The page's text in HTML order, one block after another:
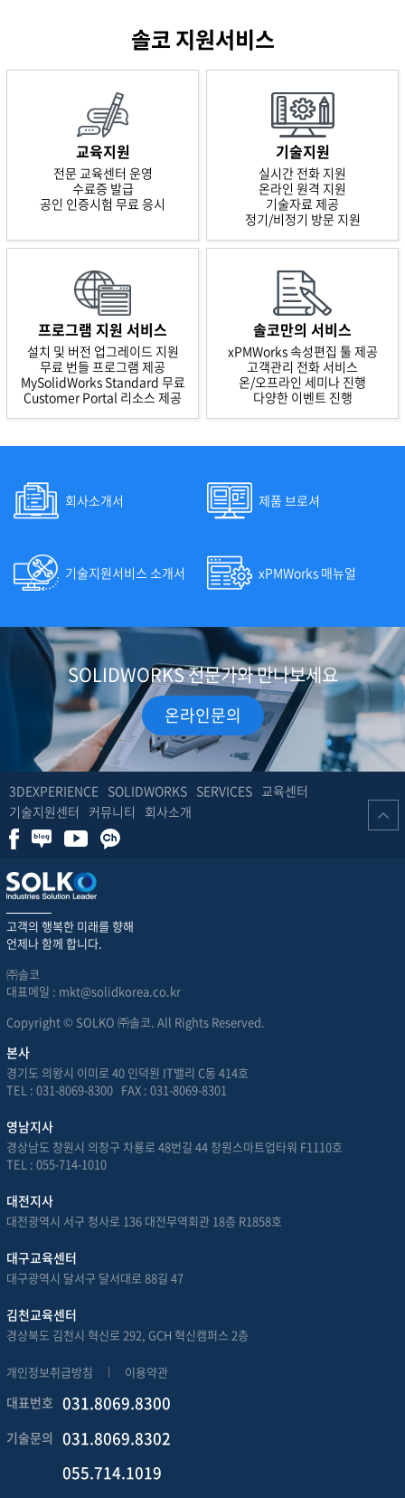
솔코 지원서비스
교육지원
전문 교육센터 운영
수료증 발급
공인 인증시험 무료 응시
기술지원
실시간 전화 지원
온라인 원격 지원
기술자료 제공
정기/비정기 방문 지원
프로그램 지원 서비스
설치 및 버전 업그레이드 지원
무료 번들 프로그램 제공
MySolidWorks Standard 무료
Customer Portal 리소스 제공
솔코만의 서비스
xPMWorks 속성편집 툴 제공
고객관리 전화 서비스
온/오프라인 세미나 진행
다양한 이벤트 진행
회사소개서 제품 브로셔
기술지원서비스 소개서 xPMWorks 매뉴얼
SOLIDWORKS 전문가와 만나보세요
온라인문의
3DEXPERIENCE SOLIDWORKS SERVICES 교육센터
기술지원센터
커뮤니티 회사소개
고객의 행복한 미래를 향해
언제나 함께 합니다.
㈜솔코
대표메일 : mkt@solidkorea.co.kr
Copyright © SOLKO ㈜솔코. All Rights Reserved.
본사
경기도 의왕시 이미로 40 인덕원 IT밸리 C동 414호
TEL : 031-8069-8300 FAX : 031-8069-8301
영남지사
경상남도 창원시 의창구 차룡로 48번길 44 창원스마트업타워 F1110호
TEL : 055-714-1010
대전지사
대전광역시 서구 청사로 136 대전무역회관 18층 R1858호
대구교육센터
대구광역시 달서구 달서대로 88길 47
김천교육센터
경상북도 김천시 혁신로 292, GCH 혁신캠퍼스 2층
개인정보취급방침 이용약관
대표번호 031.8069.8300
기술문의 031.8069.8302
055.714.1019